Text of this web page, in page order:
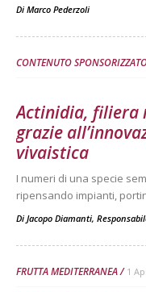
Di Marco Pederzoli
CONTENUTO
Actinidia, filiera
grazie
vivaistica
I numeri di una specie
ripensando impianti,
Di Jacopo Diamanti,
FRUTTA MEDITERRANEA 1